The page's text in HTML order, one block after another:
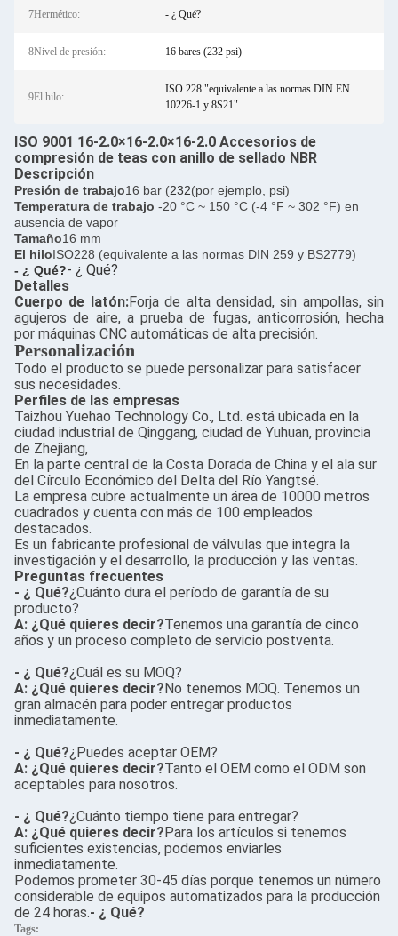
7Hermético: - ¿ Qué?
8Nivel de presión: 16 bares (232 psi)
9El hilo:
ISO 228 "equivalente a las normas DIN EN
10226-1 y 8S21".
ISO 9001 16-2.0×16-2.0×16-2.0 Accesorios de
compresión de teas con anillo de sellado NBR
Descripción
Presión de trabajo16 bar (232(por ejemplo, psi)
Temperatura de trabajo -20 °C ~ 150 °C (-4 °F ~ 302 °F) en
ausencia de vapor
Tamaño16 mm
El hiloISO228 (equivalente a las normas DIN 259 y BS2779)
- ¿ Qué?- ¿ Qué?
Detalles
Cuerpo de latón:Forja de alta densidad, sin ampollas, sin
agujeros de aire, a prueba de fugas, anticorrosión, hecha
por máquinas CNC automáticas de alta precisión.
Personalización
Todo el producto se puede personalizar para satisfacer
sus necesidades.
Perfiles de las empresas
Taizhou Yuehao Technology Co., Ltd. está ubicada en la
ciudad industrial de Qinggang, ciudad de Yuhuan, provincia
de Zhejiang,
En la parte central de la Costa Dorada de China y el ala sur
del Círculo Económico del Delta del Río Yangtsé.
La empresa cubre actualmente un área de 10000 metros
cuadrados y cuenta con más de 100 empleados
destacados.
Es un fabricante profesional de válvulas que integra la
investigación y el desarrollo, la producción y las ventas.
Preguntas frecuentes
- ¿ Qué?¿Cuánto dura el período de garantía de su
producto?
A: ¿Qué quieres decir?Tenemos una garantía de cinco
años y un proceso completo de servicio postventa.
- ¿ Qué?¿Cuál es su MOQ?
A: ¿Qué quieres decir?No tenemos MOQ. Tenemos un
gran almacén para poder entregar productos
inmediatamente.
- ¿ Qué?¿Puedes aceptar OEM?
A: ¿Qué quieres decir?Tanto el OEM como el ODM son
aceptables para nosotros.
- ¿ Qué?¿Cuánto tiempo tiene para entregar?
A: ¿Qué quieres decir?Para los artículos si tenemos
suficientes existencias, podemos enviarles
inmediatamente.
Podemos prometer 30-45 días porque tenemos un número
considerable de equipos automatizados para la producción
de 24 horas.- ¿ Qué?
Tags: